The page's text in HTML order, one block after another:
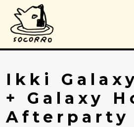
Ikki
+ Galaxy
Afterparty